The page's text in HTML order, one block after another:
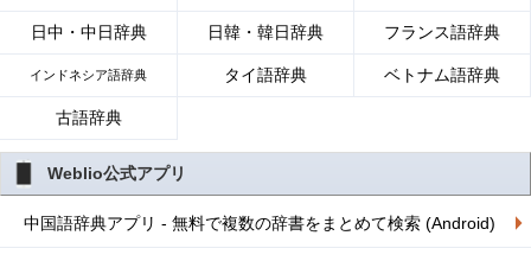
日中・中日辞典 日韓・韓日辞典 フランス語辞典
インドネシア語辞典 タイ語辞典 ベトナム語辞典
古語辞典
Weblio公式アプリ
中国語辞典アプリ - 無料で複数の辞書をまとめて検索 (Android)